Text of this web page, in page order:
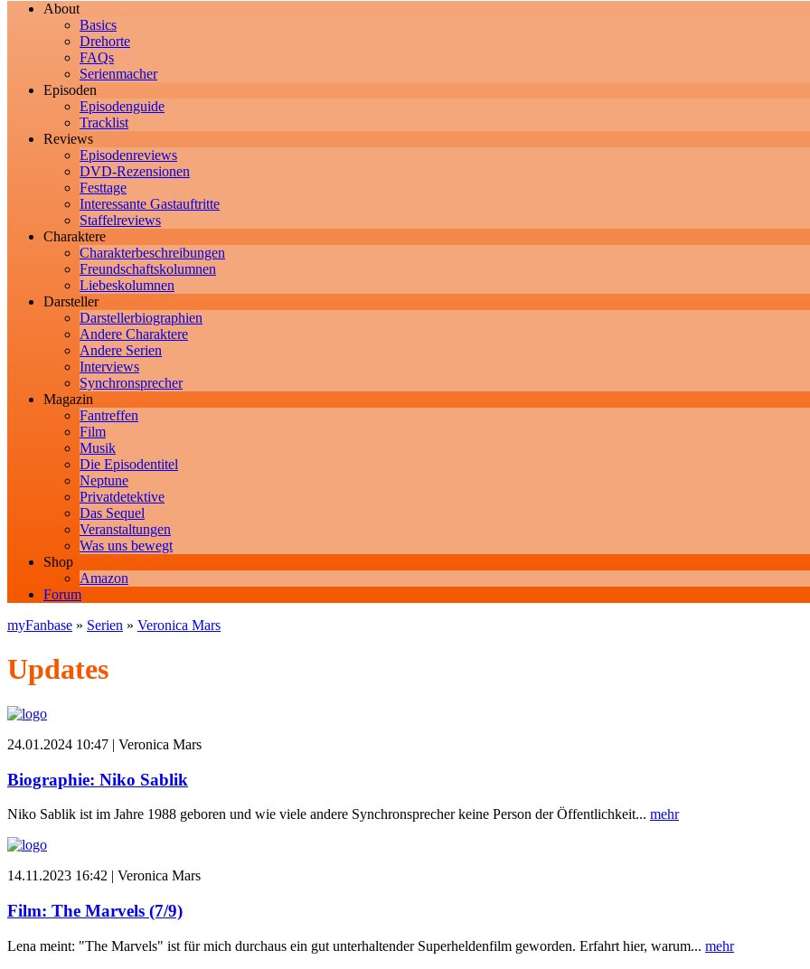
About
Basics
Drehorte
FAQs
Serienmacher
Episoden
Episodenguide
Tracklist
Reviews
Episodenreviews
DVD-Rezensionen
Festtage
Interessante Gastauftritte
Staffelreviews
Charaktere
Charakterbeschreibungen
Freundschaftskolumnen
Liebeskolumnen
Darsteller
Darstellerbiographien
Andere Charaktere
Andere Serien
Interviews
Synchronsprecher
Magazin
Fantreffen
Film
Musik
Die Episodentitel
Neptune
Privatdetektive
Das Sequel
Veranstaltungen
Was uns bewegt
Shop
Amazon
Forum
myFanbase » Serien » Veronica Mars
Updates
24.01.2024 10:47 | Veronica Mars
Biographie: Niko Sablik
Niko Sablik ist im Jahre 1988 geboren und wie viele andere Synchronsprecher keine Person der Öffentlichkeit... mehr
14.11.2023 16:42 | Veronica Mars
Film: The Marvels (7/9)
Lena meint: "The Marvels" ist für mich durchaus ein gut unterhaltender Superheldenfilm geworden. Erfahrt hier, warum... mehr